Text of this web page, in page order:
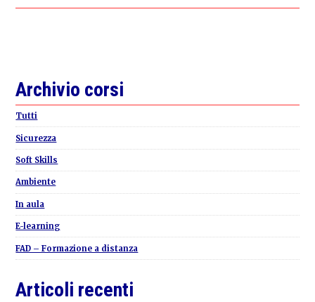
Primary
Sidebar
Archivio corsi
Tutti
Sicurezza
Soft Skills
Ambiente
In aula
E-learning
FAD – Formazione a distanza
Articoli recenti